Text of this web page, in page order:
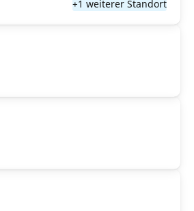
+1 weiterer Standort